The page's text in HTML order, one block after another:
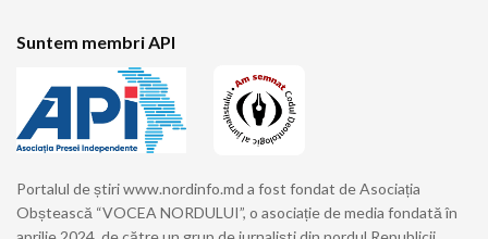
Suntem membri API
Portalul de știri www.nordinfo.md a fost fondat de Asociația
Obștească “VOCEA NORDULUI”, o asociație de media fondată în